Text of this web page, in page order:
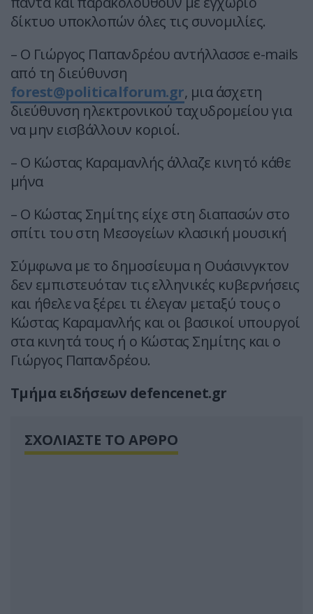
δίκτυο υποκλοπών όλες τις συνομιλίες.
– Ο Γιώργος Παπανδρέου αντήλλασσε e-mails
από τη διεύθυνση
forest@politicalforum.gr, μια άσχετη
διεύθυνση ηλεκτρονικού ταχυδρομείου για
να μην εισβάλλουν κοριοί.
– Ο Κώστας Καραμανλής άλλαζε κινητό κάθε
μήνα
– Ο Κώστας Σημίτης είχε στη διαπασών στο
σπίτι του στη Μεσογείων κλασική μουσική
Σύμφωνα με το δημοσίευμα η Ουάσινγκτον
δεν εμπιστευόταν τις ελληνικές κυβερνήσεις
και ήθελε να ξέρει τι έλεγαν μεταξύ τους ο
Κώστας Καραμανλής και οι βασικοί υπουργοί
στα κινητά τους ή ο Κώστας Σημίτης και ο
Γιώργος Παπανδρέου.
Τμήμα ειδήσεων defencenet.gr
ΣΧΟΛΙΑΣΤΕ ΤΟ ΑΡΘΡΟ